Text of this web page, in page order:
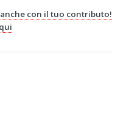
con il tuo contributo!